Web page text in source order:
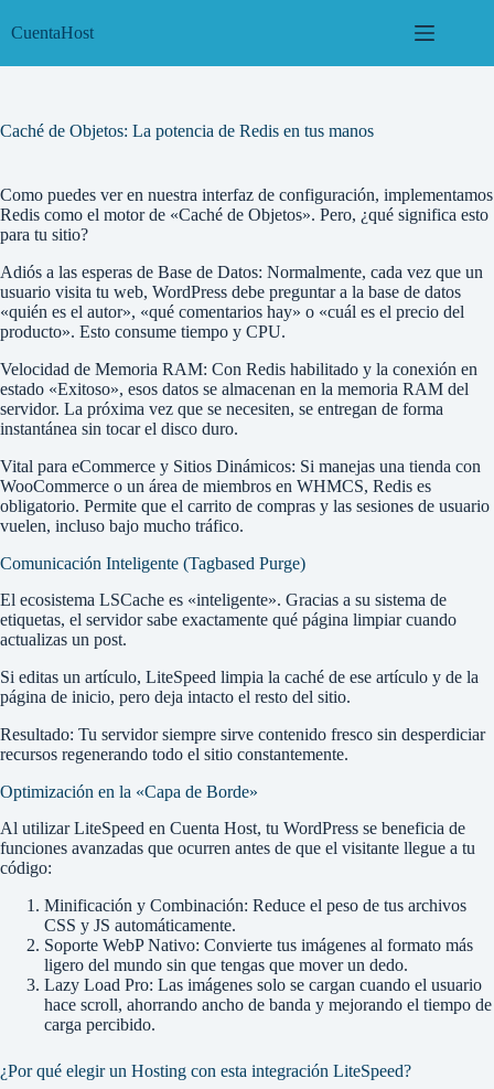
CuentaHost
Caché de Objetos: La potencia de Redis en tus manos
Como puedes ver en nuestra interfaz de configuración, implementamos
Redis como el motor de «Caché de Objetos». Pero, ¿qué significa esto
para tu sitio?
Adiós a las esperas de Base de Datos: Normalmente, cada vez que un
usuario visita tu web, WordPress debe preguntar a la base de datos
«quién es el autor», «qué comentarios hay» o «cuál es el precio del
producto». Esto consume tiempo y CPU.
Velocidad de Memoria RAM: Con Redis habilitado y la conexión en
estado «Exitoso», esos datos se almacenan en la memoria RAM del
servidor. La próxima vez que se necesiten, se entregan de forma
instantánea sin tocar el disco duro.
Vital para eCommerce y Sitios Dinámicos: Si manejas una tienda con
WooCommerce o un área de miembros en WHMCS, Redis es
obligatorio. Permite que el carrito de compras y las sesiones de usuario
vuelen, incluso bajo mucho tráfico.
Comunicación Inteligente (Tagbased Purge)
El ecosistema LSCache es «inteligente». Gracias a su sistema de
etiquetas, el servidor sabe exactamente qué página limpiar cuando
actualizas un post.
Si editas un artículo, LiteSpeed limpia la caché de ese artículo y de la
página de inicio, pero deja intacto el resto del sitio.
Resultado: Tu servidor siempre sirve contenido fresco sin desperdiciar
recursos regenerando todo el sitio constantemente.
Optimización en la «Capa de Borde»
Al utilizar LiteSpeed en Cuenta Host, tu WordPress se beneficia de
funciones avanzadas que ocurren antes de que el visitante llegue a tu
código:
Minificación y Combinación: Reduce el peso de tus archivos
CSS y JS automáticamente.
Soporte WebP Nativo: Convierte tus imágenes al formato más
ligero del mundo sin que tengas que mover un dedo.
Lazy Load Pro: Las imágenes solo se cargan cuando el usuario
hace scroll, ahorrando ancho de banda y mejorando el tiempo de
carga percibido.
¿Por qué elegir un Hosting con esta integración LiteSpeed?